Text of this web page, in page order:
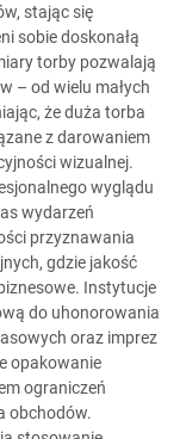
stając się
sobie doskonałą
torby pozwalają
– od wielu małych
że duża torba
z darowaniem
wizualnej.
wyglądu
wydarzeń
przyznawania
gdzie jakość
Instytucje
do uhonorowania
oraz imprez
opakowanie
ograniczeń
obchodów.